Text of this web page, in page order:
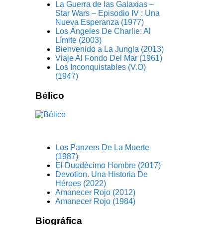
La Guerra de las Galaxias –
Star Wars – Episodio IV : Una
Nueva Esperanza (1977)
Los Ángeles De Charlie: Al
Límite (2003)
Bienvenido a La Jungla (2013)
Viaje Al Fondo Del Mar (1961)
Los Inconquistables (V.O)
(1947)
Bélico
Los Panzers De La Muerte
(1987)
El Duodécimo Hombre (2017)
Devotion. Una Historia De
Héroes (2022)
Amanecer Rojo (2012)
Amanecer Rojo (1984)
Biográfica